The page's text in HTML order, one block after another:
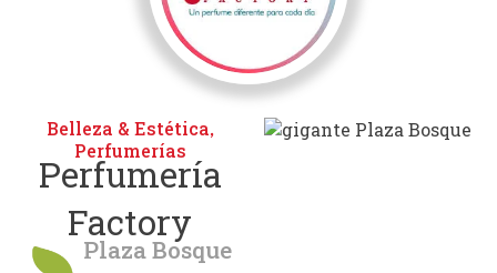
Belleza & Estética,
Perfumerías
Perfumería
Factory
Plaza Bosque